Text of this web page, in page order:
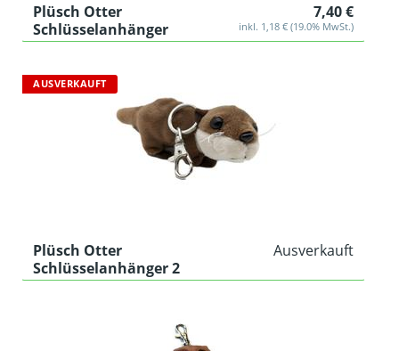
Plüsch Otter
Schlüsselanhänger
7,40 €
inkl. 1,18 € (19.0% MwSt.)
AUSVERKAUFT
Plüsch Otter
Schlüsselanhänger 2
Ausverkauft